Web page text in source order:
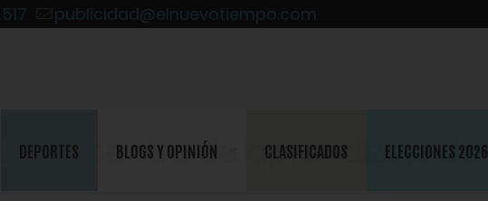
publicidad@elnuevotiempo.com
DEPORTES BLOGS Y OPINIÓN CLASIFICADOS ELECCIONES 2026
un centro de aprendizaje de